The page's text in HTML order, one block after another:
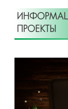
ПРОЕКТЫ